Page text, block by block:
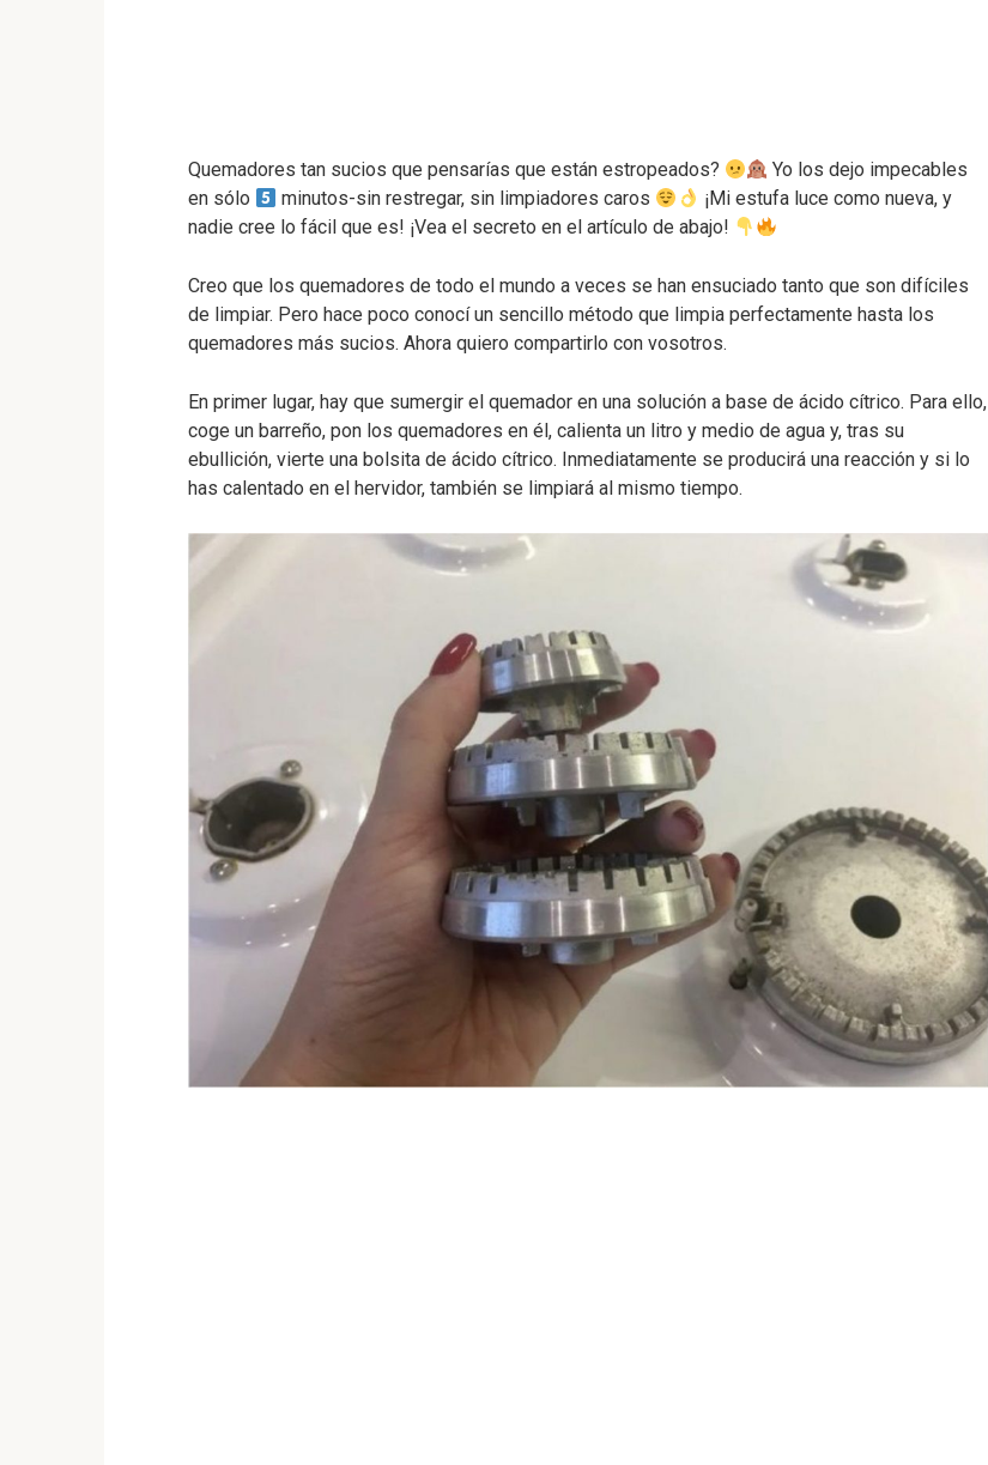
Quemadores tan sucios que pensarías que están estropeados?
Yo los dejo impecables
en sólo
minutos-sin restregar, sin limpiadores caros
¡Mi estufa luce como nueva, y
nadie cree lo fácil que es! ¡Vea el secreto en el artículo de abajo!
Creo que los quemadores de todo el mundo a veces se han ensuciado tanto que son difíciles
de limpiar. Pero hace poco conocí un sencillo método que limpia perfectamente hasta los
quemadores más sucios. Ahora quiero compartirlo con vosotros.
En primer lugar, hay que sumergir el quemador en una solución a base de ácido cítrico. Para ello,
coge un barreño, pon los quemadores en él, calienta un litro y medio de agua y, tras su
ebullición, vierte una bolsita de ácido cítrico. Inmediatamente se producirá una reacción y si lo
has calentado en el hervidor, también se limpiará al mismo tiempo.